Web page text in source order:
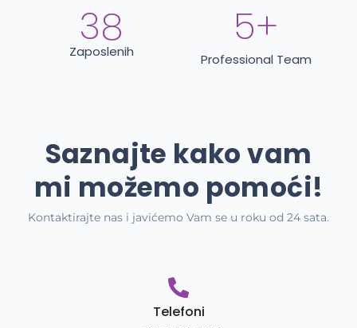
Zaposlenih
38
Professional Team
5+
Saznajte kako vam
mi možemo pomoći!
Kontaktirajte nas i javićemo Vam se u roku od 24 sata.
Telefoni